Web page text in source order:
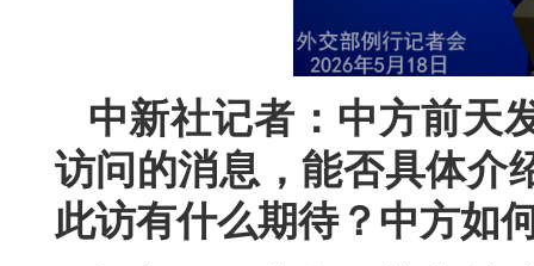
中新社记者：中方前天
访问的消息，能否具体介
此访有什么期待？中方如